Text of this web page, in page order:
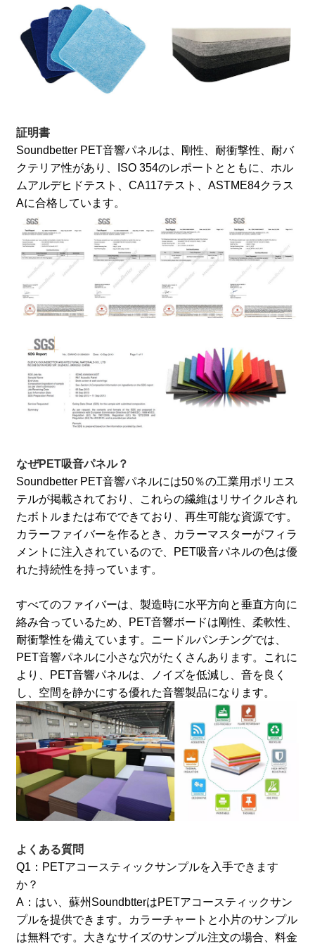
証明書
Soundbetter PET音響パネルは、剛性、耐衝撃性、耐バ
クテリア性があり、ISO 354のレポートとともに、ホル
ムアルデヒドテスト、CA117テスト、ASTME84クラス
Aに合格しています。
なぜPET吸音パネル？
Soundbetter PET音響パネルには50％の工業用ポリエス
テルが掲載されており、これらの繊維はリサイクルされ
たボトルまたは布でできており、再生可能な資源です。
カラーファイバーを作るとき、カラーマスターがフィラ
メントに注入されているので、PET吸音パネルの色は優
れた持続性を持っています。
すべてのファイバーは、製造時に水平方向と垂直方向に
絡み合っているため、PET音響ボードは剛性、柔軟性、
耐衝撃性を備えています。 ニードルパンチングでは、
PET音響パネルに小さな穴がたくさんあります。これに
より、PET音響パネルは、ノイズを低減し、音を良く
し、空間を静かにする優れた音響製品になります。
よくある質問
Q1：PETアコースティックサンプルを入手できます
か？
A：はい、蘇州SoundbtterはPETアコースティックサン
プルを提供できます。カラーチャートと小片のサンプル
は無料です。大きなサイズのサンプル注文の場合、料金